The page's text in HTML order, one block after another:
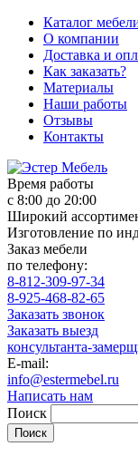
Каталог
О компании
Доставка и
Как заказать?
Материалы
Наши работы
Отзывы
Контакты
Время работы
с 8:00 до 20:00
Широкий
Изготовление по
Заказ мебели
по телефону:
8-812-309-97-34
8-925-468-82-65
Заказать звонок
Заказать выезд
консультанта-
E-mail:
info@estermebel.ru
Написать нам
Поиск